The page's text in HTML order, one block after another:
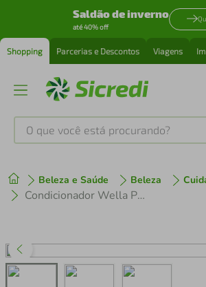
Saldão de inverno
até 40% off
Shopping Parcerias e Descontos Viagens
O que você está procurando?
Beleza e Saúde Beleza
Condicionador Wella Professionals Invigo Sun 200ml
1º tenis
perfume